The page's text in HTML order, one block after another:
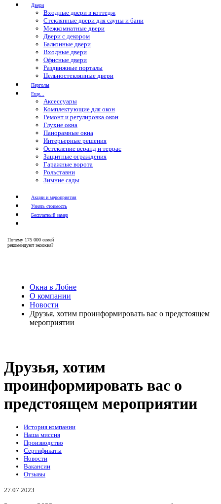
Двери
Входные двери в коттедж
Стеклянные двери для сауны и бани
Межкомнатные двери
Двери с декором
Балконные двери
Входные двери
Офисные двери
Раздвижные порталы
Цельностеклянные двери
Перголы
Еще...
Аксессуары
Комплектующие для окон
Ремонт и регулировка окон
Глухие окна
Панорамные окна
Интерьерные решения
Остекление веранд и террас
Защитные ограждения
Гаражные ворота
Рольставни
Зимние сады
Акции и мероприятия
Узнать стоимость
Бесплатный замер
Почему 175 000 семей
рекомендуют экоокна?
Окна в Лобне
О компании
Новости
Друзья, хотим проинформировать вас о предстоящем
мероприятии
Друзья, хотим
проинформировать вас о
предстоящем мероприятии
История компании
Наша миссия
Производство
Сертификаты
Новости
Вакансии
Отзывы
27.07.2023